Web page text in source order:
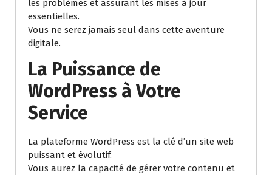
les problèmes et assurant les mises à jour
essentielles.
Vous ne serez jamais seul dans cette aventure
digitale.
La Puissance de
WordPress à Votre
Service
La plateforme WordPress est la clé d’un site web
puissant et évolutif.
Vous aurez la capacité de gérer votre contenu et